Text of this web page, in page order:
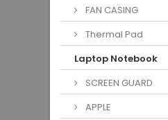
FAN CASING
Thermal Pad
Laptop Notebook
SCREEN GUARD
APPLE